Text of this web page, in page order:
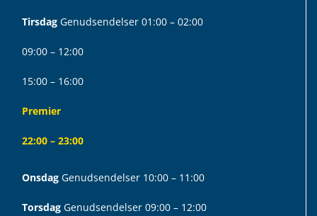
Tirsdag Genudsendelser 01:00 – 02:00
09:00 – 12:00
15:00 – 16:00
Premier
22:00 – 23:00
Onsdag Genudsendelser 10:00 – 11:00
Torsdag Genudsendelser 09:00 – 12:00